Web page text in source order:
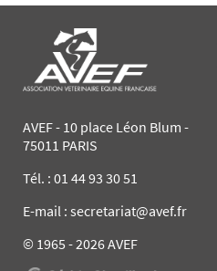
AVEF - 10 place Léon Blum -
75011 PARIS
Tél. : 01 44 93 30 51
E-mail : secretariat@avef.fr
© 1965 - 2026 AVEF